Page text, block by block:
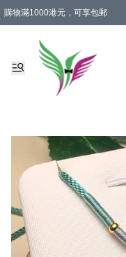
購物滿1000港元，可享包郵